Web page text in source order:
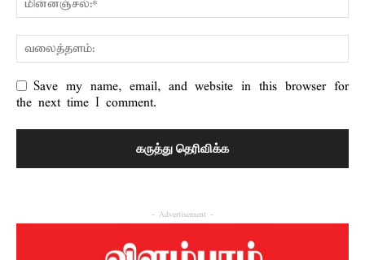
Save my name, email, and website in this browser for
the next time I comment.
- Advertisement -